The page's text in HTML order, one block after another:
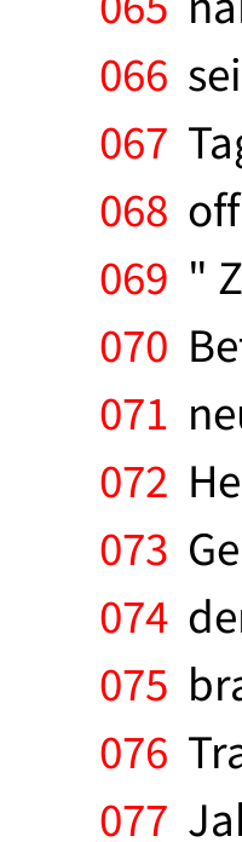
066
067
068
069 "
070
071
072
073
074
075
076
077